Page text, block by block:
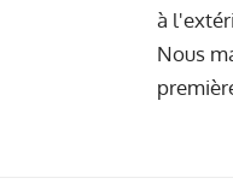
à
Nous